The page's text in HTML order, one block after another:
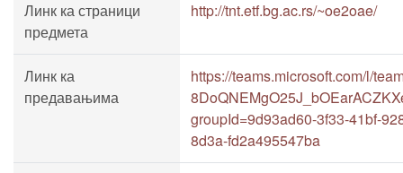
Линк ка страници
предмета
http://tnt.etf.bg.ac.rs/~oe2oae/
Линк ка
предавањима
https://teams.microsoft.com/l/
groupId=9d93ad60-3f33-41bf-
8d3a-fd2a495547ba